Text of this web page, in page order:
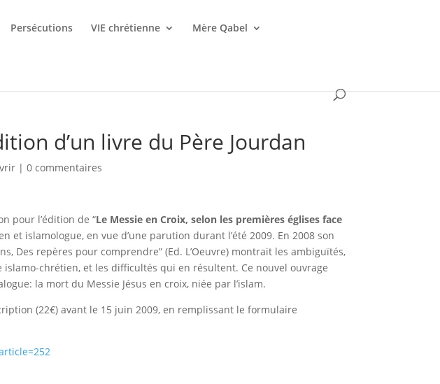
Persécutions VIE chrétienne Mère Qabel
d’un livre du Père Jourdan
| 0 commentaires
pour l’édition de “Le Messie en Croix, selon les premières églises face
et islamologue, en vue d’une parution durant l’été 2009. En 2008 son
Des repères pour comprendre” (Ed. L’Oeuvre) montrait les ambiguïtés,
islamo-chrétien, et les difficultés qui en résultent. Ce nouvel ouvrage
la mort du Messie Jésus en croix, niée par l’islam.
(22€) avant le 15 juin 2009, en remplissant le formulaire